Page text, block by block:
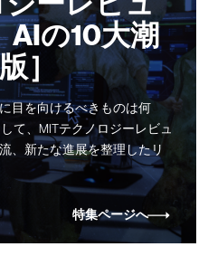
AIの10大潮
］
目を向けるべきものは何
て、MITテクノロジーレビュ
、新たな進展を整理したリ
特集ページへ